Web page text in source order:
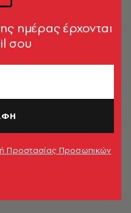
ημέρας έρχονται
σου
Προστασίας Προσωπικών